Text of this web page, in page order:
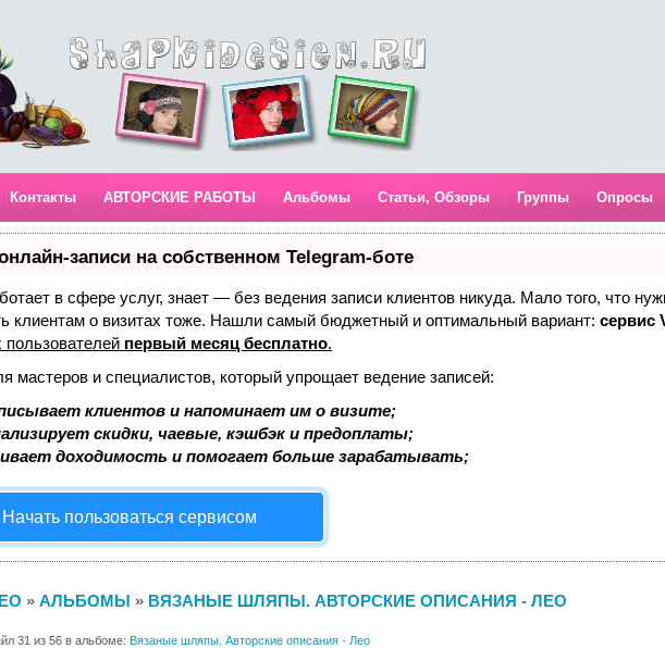
Контакты АВТОРСКИЕ РАБОТЫ Альбомы Статьи, Обзоры Группы Опросы
записи на собственном Telegram-боте
в сфере услуг, знает — без ведения записи клиентов никуда. Мало того, что
клиентам о визитах тоже. Нашли самый бюджетный и оптимальный вариант: сервис
первый месяц бесплатно.
мастеров и специалистов, который упрощает ведение записей:
клиентов и напоминает им о визите;
скидки, чаевые, кэшбэк и предоплаты;
доходимость и помогает больше зарабатывать;
Начать пользоваться сервисом
» АЛЬБОМЫ » ВЯЗАНЫЕ ШЛЯПЫ. АВТОРСКИЕ ОПИСАНИЯ - ЛЕО
31 из 56 в альбоме: Вязаные шляпы. Авторские описания - Лео